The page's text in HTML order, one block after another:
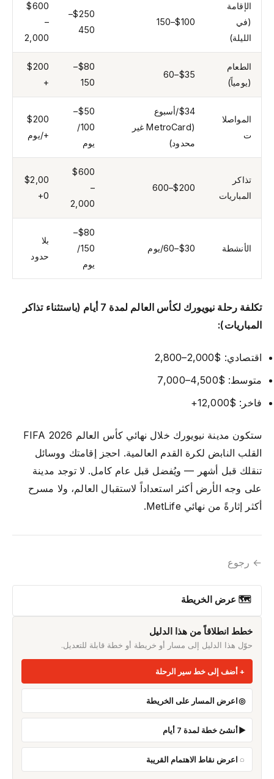
الإقامة
(في
الليلة)
$100–150
$250–
450
$600
–
2,000
الطعام
(يومياً)
$35–60
$80–
150
$200
+
المواصلا
ت
$34/أسبوع
(MetroCard غير
محدود)
$50–
100/
يوم
$200
+/يوم
تذاكر
المباريات
$200–600
$600
–
2,000
$2,00
0+
الأنشطة $30–60/يوم
$80–
150/
يوم
بلا
حدود
تكلفة رحلة نيويورك لكأس العالم لمدة 7 أيام (باستثناء تذاكر
المباريات):
اقتصادي: $2,000–2,800
متوسط: $4,500–7,000
فاخر: $12,000+
ستكون مدينة نيويورك خلال نهائي كأس العالم FIFA 2026
القلب النابض لكرة القدم العالمية. احجز إقامتك ووسائل
تنقلك قبل أشهر — ويُفضل قبل عام كامل. لا توجد مدينة
على وجه الأرض أكثر استعداداً لاستقبال العالم، ولا مسرح
أكثر إثارةً من نهائي MetLife.
← رجوع
🗺 عرض الخريطة
خطط انطلاقاً من هذا الدليل
حوّل هذا الدليل إلى مسار أو خريطة أو خطة قابلة للتعديل.
أضف إلى خط سير الرحلة
اعرض المسار على الخريطة
أنشئ خطة لمدة 7 أيام
اعرض نقاط الاهتمام القريبة